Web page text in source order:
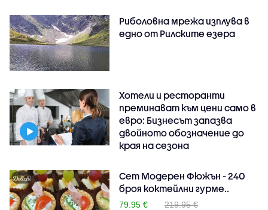
Риболовна мрежа изплува в
едно от Рилските езера
Хотели и ресторанти
преминават към цени само в
евро: Бизнесът запазва
двойното обозначение до
края на сезона
Сет Модерен Фюжън - 240
броя коктейлни гурме..
79.95 €
219.95 €